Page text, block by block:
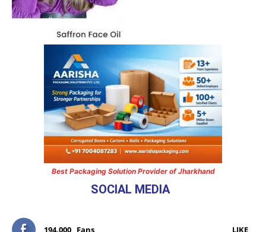
Best Packaging Solution Provider of Jharkhand
SOCIAL MEDIA
194,000 Fans LIKE